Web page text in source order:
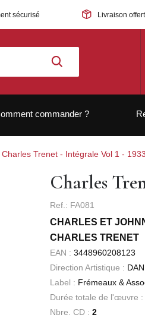
sécurisé Livraison
commander ?
Charles Trenet - Intégrale Vol 1 -
Charles
Ref.: FA081
CHARLES ET
CHARLES TRENET
EAN : 3448960208123
Direction Artistique :
Label : Frémeaux &
Durée totale de l'œuvre :
Nbre. CD : 2